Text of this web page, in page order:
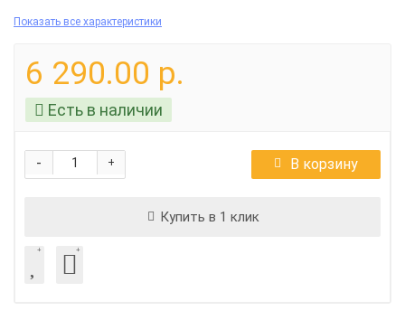
Показать все характеристики
6 290.00 р.
Есть в наличии
+
- В корзину
Купить в 1 клик